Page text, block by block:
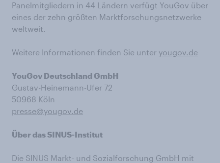
Panelmitgliedern in 44 Ländern verfügt YouGov über
eines der zehn größten Marktforschungsnetzwerke
weltweit.
Weitere Informationen finden Sie unter yougov.de
YouGov Deutschland GmbH
Gustav-Heinemann-Ufer 72
50968 Köln
presse@yougov.de
Über das SINUS-Institut
Die SINUS Markt- und Sozialforschung GmbH mit